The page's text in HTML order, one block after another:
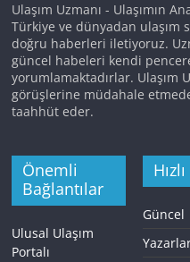
Ulaşım Uzmanı - Ulaşımın
Türkiye ve dünyadan ulaşım
doğru haberleri iletiyoruz.
güncel habeleri kendi
yorumlamaktadırlar. Ulaşım
görüşlerine müdahale
taahhüt eder.
Önemli
Bağlantılar
Ulusal Ulaşım
Portalı
Güncel